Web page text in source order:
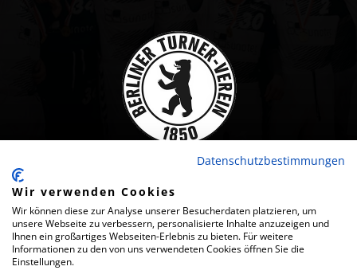
2024 · BERLINER TURNER-VEREIN VON 1850 E.V.
IMPRESSUM
Datenschutzbestimmungen
Wir verwenden Cookies
Wir können diese zur Analyse unserer Besucherdaten platzieren, um
unsere Webseite zu verbessern, personalisierte Inhalte anzuzeigen und
Ihnen ein großartiges Webseiten-Erlebnis zu bieten. Für weitere
Informationen zu den von uns verwendeten Cookies öffnen Sie die
Einstellungen.